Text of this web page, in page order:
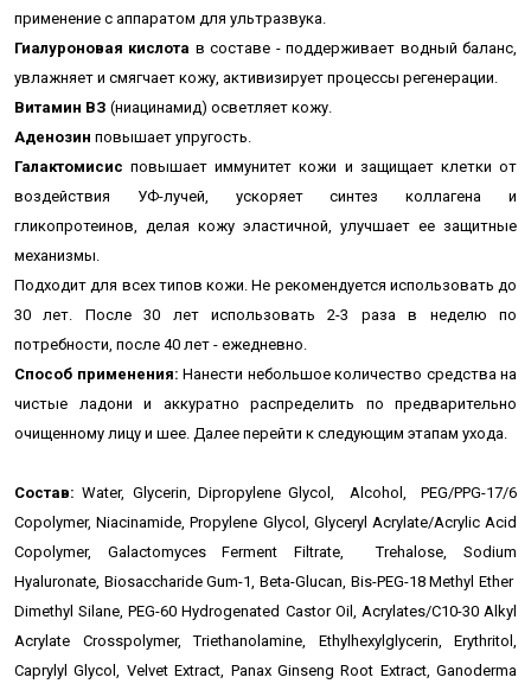
применение с аппаратом для ультразвука.
Гиалуроновая кислота в составе - поддерживает водный баланс,
увлажняет и смягчает кожу, активизирует процессы регенерации.
Витамин ВЗ (ниацинамид) осветляет кожу.
Аденозин повышает упругость.
Галактомисис повышает иммунитет кожи и защищает клетки от
воздействия УФ-лучей, ускоряет синтез коллагена и
гликопротеинов, делая кожу эластичной, улучшает ее защитные
механизмы.
Подходит для всех типов кожи. Не рекомендуется использовать до
30 лет. После 30 лет использовать 2-3 раза в неделю по
потребности, после 40 лет - ежедневно.
Способ применения: Нанести небольшое количество средства на
чистые ладони и аккуратно распределить по предварительно
очищенному лицу и шее. Далее перейти к следующим этапам ухода.
Состав: Water, Glycerin, Dipropylene Glycol, Alcohol, PEG/PPG-17/6
Copolymer, Niacinamide, Propylene Glycol, Glyceryl Acrylate/Acrylic Acid
Copolymer, Galactomyces Ferment Filtrate, Trehalose, Sodium
Hyaluronate, Biosaccharide Gum-1, Beta-Glucan, Bis-PEG-18 Methyl Ether
Dimethyl Silane, PEG-60 Hydrogenated Castor Oil, Acrylates/C10-30 Alkyl
Acrylate Crosspolymer, Triethanolamine, Ethylhexylglycerin, Erythritol,
Caprylyl Glycol, Velvet Extract, Panax Ginseng Root Extract, Ganoderma